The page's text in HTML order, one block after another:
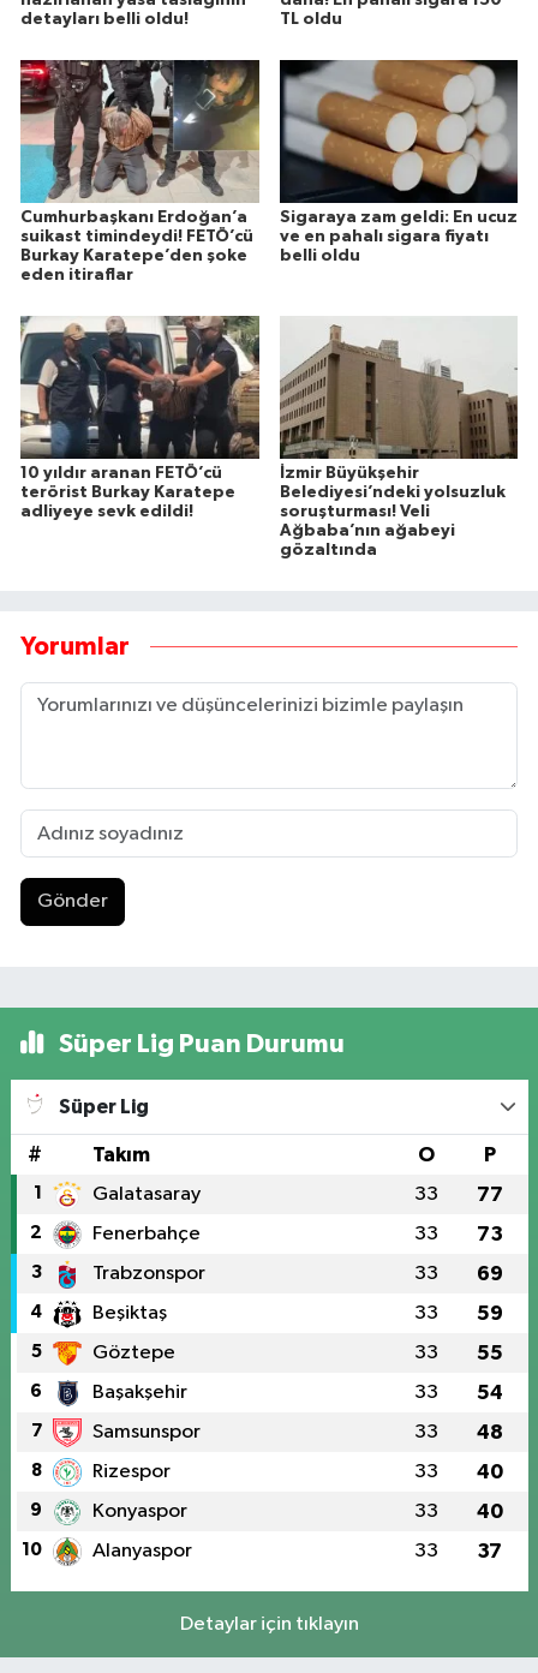
detayları belli oldu!
TL oldu
Cumhurbaşkanı Erdoğan’a
suikast timindeydi! FETÖ’cü
Burkay Karatepe’den şoke
eden itiraflar
Sigaraya zam geldi: En ucuz
ve en pahalı sigara fiyatı
belli oldu
10 yıldır aranan FETÖ’cü
terörist Burkay Karatepe
adliyeye sevk edildi!
İzmir Büyükşehir
Belediyesi’ndeki yolsuzluk
soruşturması! Veli
Ağbaba’nın ağabeyi
gözaltında
Yorumlar
Gönder
Süper Lig Puan Durumu
Süper Lig
# Takım O P
1 Galatasaray 33 77
2 Fenerbahçe 33 73
3 Trabzonspor 33 69
4 Beşiktaş 33 59
5 Göztepe 33 55
6 Başakşehir 33 54
7 Samsunspor 33 48
8 Rizespor 33 40
9 Konyaspor 33 40
10 Alanyaspor 33 37
Detaylar için tıklayın